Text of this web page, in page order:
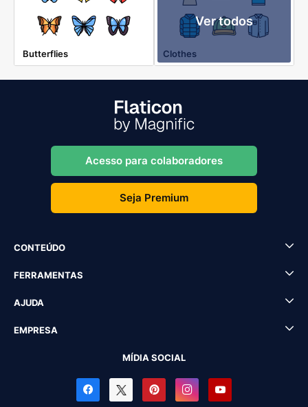
Butterflies
Ver todos
Clothes
Acesso para colaboradores
Seja Premium
CONTEÚDO
FERRAMENTAS
AJUDA
EMPRESA
MÍDIA SOCIAL